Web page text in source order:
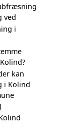
ved
i
kan
i Kolind